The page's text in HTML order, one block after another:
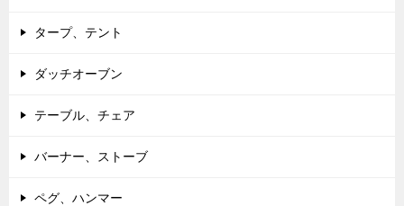
タープ、テント
ダッチオーブン
テーブル、チェア
バーナー、ストーブ
ペグ、ハンマー